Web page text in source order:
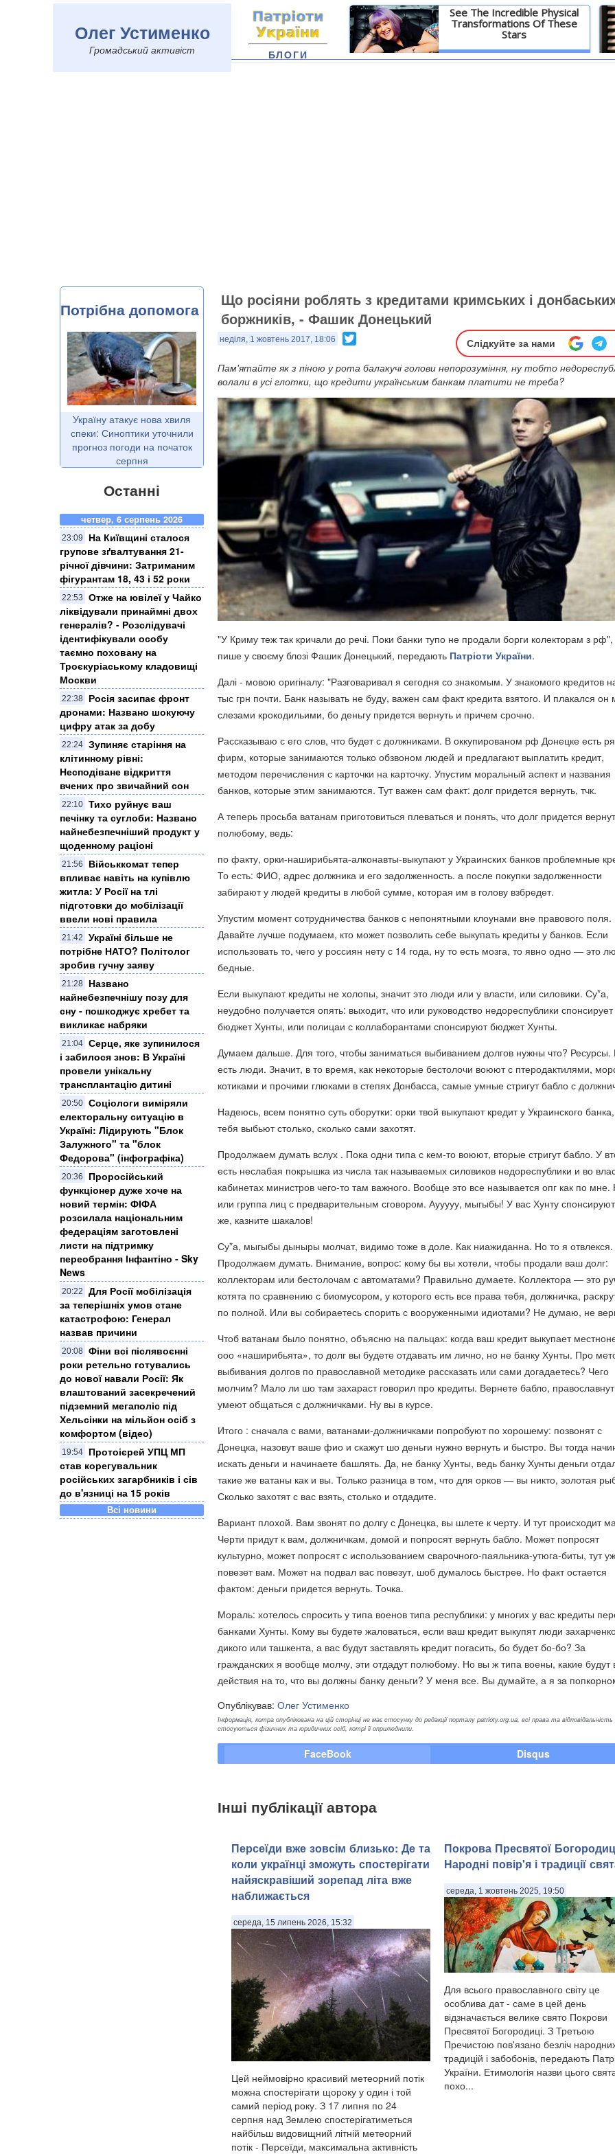
Олег Устименко
Громадський активіст
See The Incredible Physical
Transformations Of These
Stars
Детальніше
БЛОГИ
Потрібна допомога
Україну атакує нова хвиля
спеки: Синоптики уточнили
прогноз погоди на початок
серпня
Останні
четвер, 6 серпень 2026
23:09
На Київщині сталося
групове зґвалтування 21-
річної дівчини: Затриманим
фігурантам 18, 43 і 52 роки
22:53
Отже на ювілеї у Чайко
ліквідували принаймні двох
генералів? - Розслідувачі
ідентифікували особу
таємно поховану на
Троєкуріаському кладовищі
Москви
22:38
Росія засипає фронт
дронами: Названо шокуючу
цифру атак за добу
22:24 Зупиняє старіння на
клітинному рівні:
Несподіване відкриття
вчених про звичайний сон
22:10 Тихо руйнує ваш
печінку та суглоби: Названо
найнебезпечніший продукт у
щоденному раціоні
21:56
Військкомат тепер
впливає навіть на купівлю
житла: У Росії на тлі
підготовки до мобілізації
ввели нові правила
21:42
Україні більше не
потрібне НАТО? Політолог
зробив гучну заяву
21:28
Названо
найнебезпечнішу позу для
сну - пошкоджує хребет та
викликає набряки
21:04 Серце, яке зупинилося
і забилося знов: В Україні
провели унікальну
трансплантацію дитині
20:50 Соціологи виміряли
електоральну ситуацію в
Україні: ​Лідирують "Блок
Залужного" та "блок
Федорова" (інфографіка)
20:36
Проросійський
функціонер дуже хоче на
новий термін: ФІФА
розсилала національним
федераціям заготовлені
листи на підтримку
переобрання Інфантіно - Sky
News
20:22
Для Росії мобілізація
за теперішніх умов стане
катастрофою: Генерал
назвав причини
20:08 Фіни всі післявоєнні
роки ретельно готувались
до нової навали Росії: Як
влаштований засекречений
підземний мегаполіс під
Хельсінки на мільйон осіб з
комфортом (відео)
19:54
Протоієрей УПЦ МП
став корегувальник
російських загарбників і сів
до в'язниці на 15 років
Всі новини
Що росіяни роблять з кредитами кримських і
боржників, - Фашик Донецький
неділя, 1 жовтень 2017, 18:06 Слідкуйте за нами
Пам'ятайте як з піною у рота балакучі голови непорозуміння, ну тобто
волали в усі глотки, що кредити українським банкам платити не треба?
"У Криму теж так кричали до речі. Поки банки тупо не продали борги колекторам з рф",
пише у своєму блозі Фашик Донецький, передають Патріоти України.
Далі - мовою оригіналу: "Разговаривал я сегодня со знакомым. У знакомого кредитов
тыс грн почти. Банк называть не буду, важен сам факт кредита взятого. И плакался он
слезами крокодильими, бо деньгу придется вернуть и причем срочно.
Рассказываю с его слов, что будет с должниками. В оккупированом рф Донецке есть
фирм, которые занимаются только обзвоном людей и предлагают выплатить кредит,
методом перечисления с карточки на карточку. Упустим моральный аспект и названия
банков, которые этим занимаются. Тут важен сам факт: долг придется вернуть, тчк.
А теперь просьба ватанам приготовиться плеваться и понять, что долг придется
полюбому, ведь:
по факту, орки-наширибьята-алконавты-выкупают у Украинских банков проблемные
То есть: ФИО, адрес должника и его задолженность. а после покупки задолженности
забирают у людей кредиты в любой сумме, которая им в голову взбредет.
Упустим момент сотрудничества банков с непонятными клоунами вне правового поля.
Давайте лучше подумаем, кто может позволить себе выкупать кредиты у банков. Если
использовать то, чего у россиян нету с 14 года, ну то есть мозга, то явно одно — это
бедные.
Если выкупают кредиты не холопы, значит это люди или у власти, или силовики. Су*а,
неудобно получается опять: выходит, что или руководство недореспублики спонсирует
бюджет Хунты, или полицаи с коллаборантами спонсируют бюджет Хунты.
Думаем дальше. Для того, чтобы заниматься выбиванием долгов нужны что? Ресурсы.
есть люди. Значит, в то время, как некоторые бестолочи воюют с птеродактилями,
котиками и прочими глюками в степях Донбасса, самые умные стригут бабло с
Надеюсь, всем понятно суть оборутки: орки твой выкупают кредит у Украинского
тебя выбьют столько, сколько сами захотят.
Продолжаем думать вслух . Пока одни типа с кем-то воюют, вторые стригут бабло. У
есть неслабая покрышка из числа так называемых силовиков недореспублики и во
кабинетах министров чего-то там важного. Вообще это все называется опг как по мне.
или группа лиц с предварительным сговором. Аууууу, мыгыбы! У вас Хунту
же, казните шакалов!
Су*а, мыгыбы дыныры молчат, видимо тоже в доле. Как ниажиданна. Но то я отвлекся.
Продолжаем думать. Внимание, вопрос: кому бы вы хотели, чтобы продали ваш долг:
коллекторам или бестолочам с автоматами? Правильно думаете. Коллектора — это
котята по сравнению с биомусором, у которого есть все права тебя, должничка,
по полной. Или вы собираетесь спорить с вооруженными идиотами? Не думаю, не
Чтоб ватанам было понятно, объясню на пальцах: когда ваш кредит выкупает
ооо «наширибьята», то долг вы будете отдавать им лично, но не банку Хунты. Про
выбивания долгов по православной методике рассказать или сами догадаетесь? Чего
молчим? Мало ли шо там захараст говорил про кредиты. Вернете бабло,
умеют общаться с должничками. Ну вы в курсе.
Итого : сначала с вами, ватанами-должничками попробуют по хорошему: позвонят с
Донецка, назовут ваше фио и скажут шо деньги нужно вернуть и быстро. Вы тогда
искать деньги и начинаете башлять. Да, не банку Хунты, ведь банку Хунты деньги
такие же ватаны как и вы. Только разница в том, что для орков — вы никто, золотая
Сколько захотят с вас взять, столько и отдадите.
Вариант плохой. Вам звонят по долгу с Донецка, вы шлете к черту. И тут происходит
Черти придут к вам, должничкам, домой и попросят вернуть бабло. Может попросят
культурно, может попросят с использованием сварочного-паяльника-утюга-биты, тут
повезет вам. Может на подвал вас повезут, шоб думалось быстрее. Но факт остается
фактом: деньги придется вернуть. Точка.
Мораль: хотелось спросить у типа военов типа республики: у многих у вас кредиты
банками Хунты. Кому вы будете жаловаться, если ваш кредит выкупят люди
дикого или ташкента, а вас будут заставлять кредит погасить, бо будет бо-бо? За
гражданских я вообще молчу, эти отдадут полюбому. Но вы ж типа воены, какие будут
действия на то, что вы должны банку деньги? У меня все. Вы думайте, а я за
Опублікував: Олег Устименко
Інформація, котра опублікована на цій сторінці не має стосунку до редакції порталу patrioty.org.ua, всі права та відповідальність
стосуються фізичних та юридичних осіб, котрі її оприлюднили.
FaceBook Disqus
Інші публікації автора
Персеїди вже зовсім близько: Де та
коли українці зможуть спостерігати
найяскравіший зорепад літа вже
наближається
середа, 15 липень 2026, 15:32
Цей неймовірно красивий метеорний потік
можна спостерігати щороку у один і той
самий період року. З 17 липня по 24
серпня над Землею спостерігатиметься
найбільш видовищний літній метеорний
потік - Персеїди, максимальна активність
Покрова Пресвятої
Народні повір'я і традиції
середа, 1 жовтень 2025, 19:50
Для всього православного світу це
особлива дат - саме в цей день
відзначається велике свято Покрови
Пресвятої Богородиці. З Третьою
Пречистою пов'язано безліч
традицій і забобонів, передають
України. Етимологія назви цього
похо...